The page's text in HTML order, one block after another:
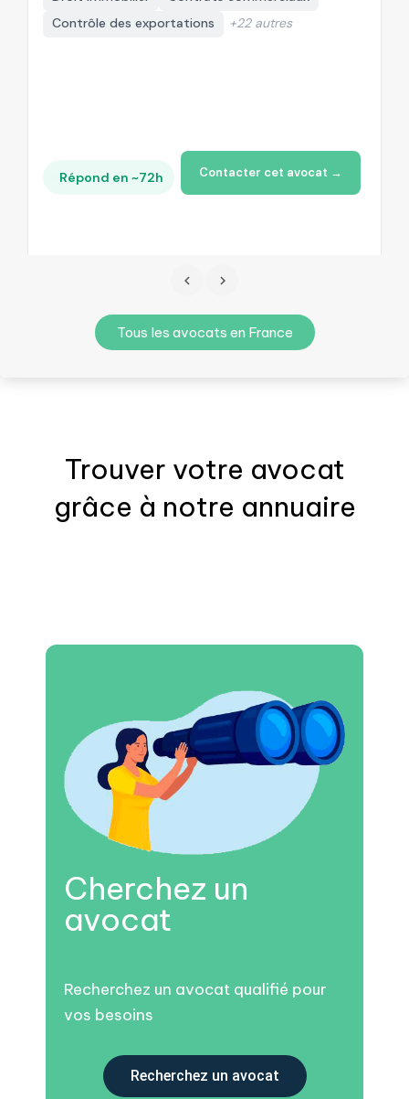
Contrôle des exportations
+22 autres
Répond en ~72h Contacter cet avocat →
Tous les avocats en France
Trouver votre avocat
grâce à notre annuaire
Cherchez un
avocat
Recherchez un avocat qualifié pour
vos besoins
Recherchez un avocat